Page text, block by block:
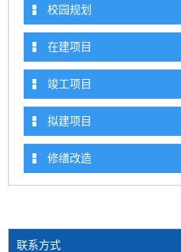
校园规划
在建项目
竣工项目
拟建项目
修缮改造
联系方式